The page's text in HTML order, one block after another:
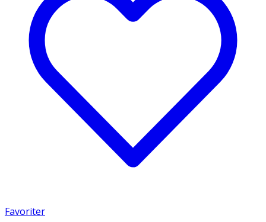
Favoriter